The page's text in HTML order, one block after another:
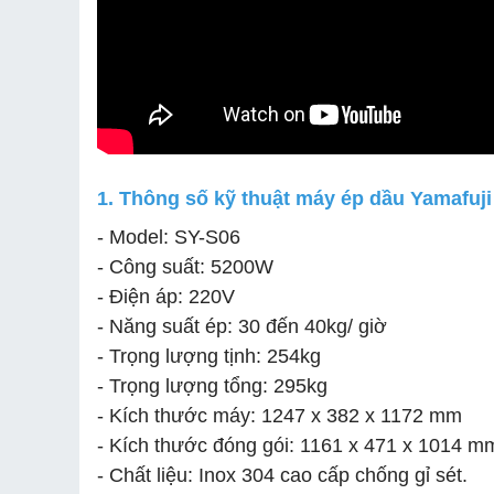
1. Thông số kỹ thuật máy ép dầu Yamafuji
- Model: SY-S06
- Công suất: 5200W
- Điện áp: 220V
- Năng suất ép: 30 đến 40kg/ giờ
- Trọng lượng tịnh: 254kg
- Trọng lượng tổng: 295kg
- Kích thước máy: 1247 x 382 x 1172 mm
- Kích thước đóng gói: 1161 x 471 x 1014
- Chất liệu: Inox 304 cao cấp chống gỉ sét.